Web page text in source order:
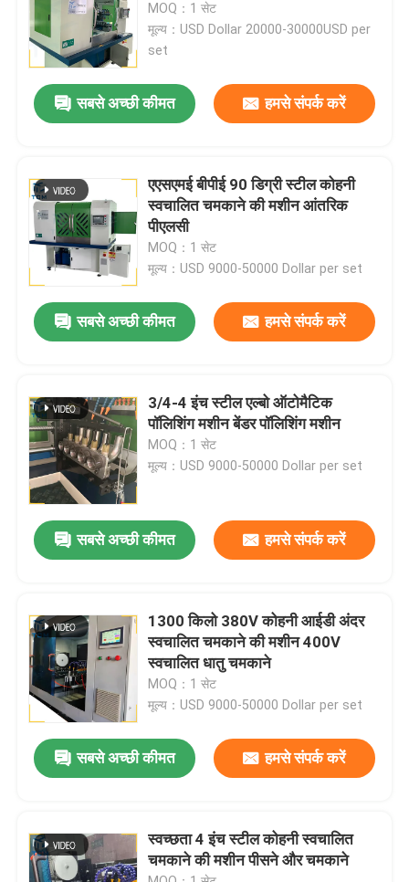
उत्पाद
हमारे बारे में
कारखाने का दौरा
हमसे संपर्क करें
समाचार
मामले
टैंक पॉलिशिंग मशीन
MOQ：1 सेट
मूल्य：USD Dollar 20000-30000USD per
set
सबसे अच्छी कीमत हमसे संपर्क करें
एएसएमई बीपीई 90 डिग्री स्टील कोहनी
स्वचालित चमकाने की मशीन आंतरिक
पीएलसी
MOQ：1 सेट
मूल्य：USD 9000-50000 Dollar per set
सबसे अच्छी कीमत हमसे संपर्क करें
3/4-4 इंच स्टील एल्बो ऑटोमैटिक
पॉलिशिंग मशीन बेंडर पॉलिशिंग मशीन
MOQ：1 सेट
मूल्य：USD 9000-50000 Dollar per set
सबसे अच्छी कीमत हमसे संपर्क करें
1300 किलो 380V कोहनी आईडी अंदर
स्वचालित चमकाने की मशीन 400V
स्वचालित धातु चमकाने
MOQ：1 सेट
मूल्य：USD 9000-50000 Dollar per set
सबसे अच्छी कीमत हमसे संपर्क करें
स्वच्छता 4 इंच स्टील कोहनी स्वचालित
चमकाने की मशीन पीसने और चमकाने